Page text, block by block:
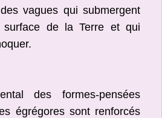
vagues qui submergent
surface de la Terre et qui
des formes-pensées
égrégores sont renforcés